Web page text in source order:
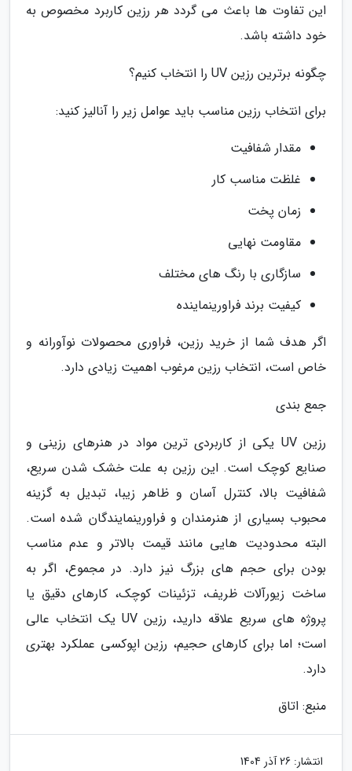
این تفاوت ها باعث می گردد هر رزین کاربرد مخصوص به
خود داشته باشد.
چگونه برترین رزین UV را انتخاب کنیم؟
برای انتخاب رزین مناسب باید عوامل زیر را آنالیز کنید:
مقدار شفافیت
غلظت مناسب کار
زمان پخت
مقاومت نهایی
سازگاری با رنگ های مختلف
کیفیت برند فراورینماینده
اگر هدف شما از خرید رزین، فراوری محصولات نوآورانه و
خاص است، انتخاب رزین مرغوب اهمیت زیادی دارد.
جمع بندی
رزین UV یکی از کاربردی ترین مواد در هنرهای رزینی و
صنایع کوچک است. این رزین به علت خشک شدن سریع،
شفافیت بالا، کنترل آسان و ظاهر زیبا، تبدیل به گزینه
محبوب بسیاری از هنرمندان و فراورینمایندگان شده است.
البته محدودیت هایی مانند قیمت بالاتر و عدم مناسب
بودن برای حجم های بزرگ نیز دارد. در مجموع، اگر به
ساخت زیورآلات ظریف، تزئینات کوچک، کارهای دقیق یا
پروژه های سریع علاقه دارید، رزین UV یک انتخاب عالی
است؛ اما برای کارهای حجیم، رزین اپوکسی عملکرد بهتری
دارد.
منبع: اتاق
انتشار: 26 آذر 1404